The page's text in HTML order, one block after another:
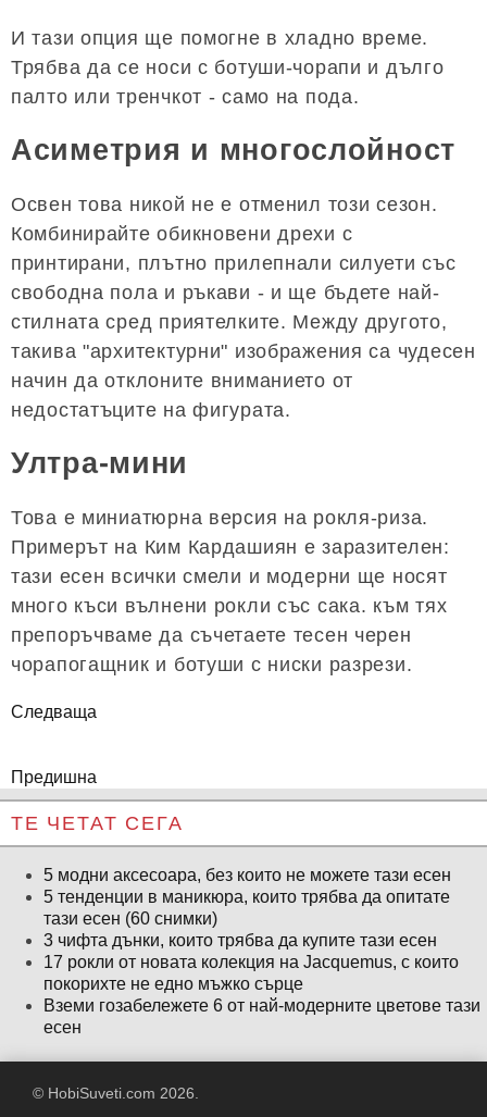
И тази опция ще помогне в хладно време.
Трябва да се носи с ботуши-чорапи и дълго
палто или тренчкот - само на пода.
Асиметрия и многослойност
Освен това никой не е отменил този сезон.
Комбинирайте обикновени дрехи с
принтирани, плътно прилепнали силуети със
свободна пола и ръкави - и ще бъдете най-
стилната сред приятелките. Между другото,
такива "архитектурни" изображения са чудесен
начин да отклоните вниманието от
недостатъците на фигурата.
Ултра-мини
Това е миниатюрна версия на рокля-риза.
Примерът на Ким Кардашиян е заразителен:
тази есен всички смели и модерни ще носят
много къси вълнени рокли със сака. към тях
препоръчваме да съчетаете тесен черен
чорапогащник и ботуши с ниски разрези.
Следваща
Предишна
ТЕ ЧЕТАТ СЕГА
5 модни аксесоара, без които не можете тази есен
5 тенденции в маникюра, които трябва да опитате
тази есен (60 снимки)
3 чифта дънки, които трябва да купите тази есен
17 рокли от новата колекция на Jacquemus, с които
покорихте не едно мъжко сърце
Вземи гозабележете 6 от най-модерните цветове тази
есен
© HobiSuveti.com 2026.